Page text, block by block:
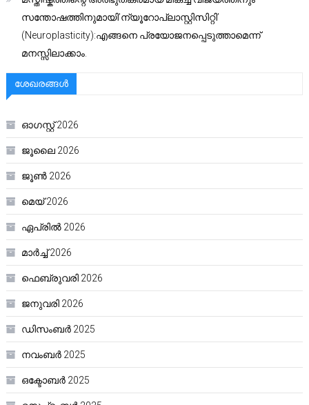
സന്തോഷത്തിനുമായി’ന്യൂറോപ്ലാസ്റ്റിസിറ്റി’
(Neuroplasticity):എങ്ങനെ പ്രയോജനപ്പെടുത്താമെന്ന്
മനസ്സിലാക്കാം.
ശേഖരങ്ങൾ
ഓഗസ്റ്റ്‌ 2026
ജൂലൈ 2026
ജൂൺ 2026
മെയ്‌ 2026
ഏപ്രിൽ 2026
മാർച്ച്‌ 2026
ഫെബ്രുവരി 2026
ജനുവരി 2026
ഡിസംബർ 2025
നവംബർ 2025
ഒക്ടോബർ 2025